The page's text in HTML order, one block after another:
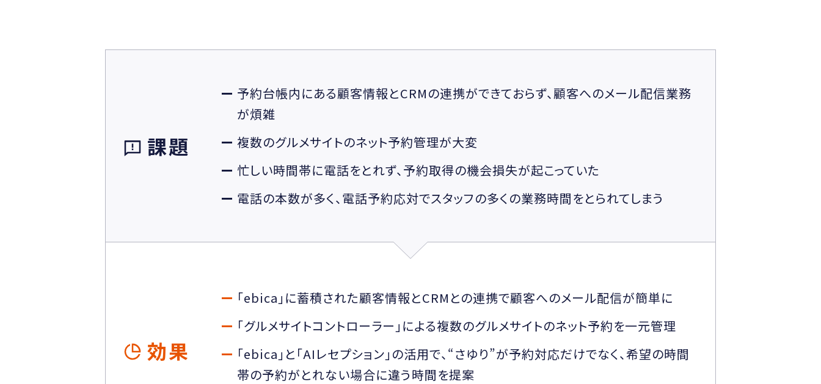
課題
予約台帳内にある顧客情報とCRMの連携ができておらず、顧客へのメール配信業務
が煩雑
複数のグルメサイトのネット予約管理が大変
忙しい時間帯に電話をとれず、予約取得の機会損失が起こっていた
電話の本数が多く、電話予約応対でスタッフの多くの業務時間をとられてしまう
効果
「ebica」に蓄積された顧客情報とCRMとの連携で顧客へのメール配信が簡単に
「グルメサイトコントローラー」による複数のグルメサイトのネット予約を一元管理
「ebica」と「AIレセプション」の活用で、“さゆり”が予約対応だけでなく、希望の時間
帯の予約がとれない場合に違う時間を提案